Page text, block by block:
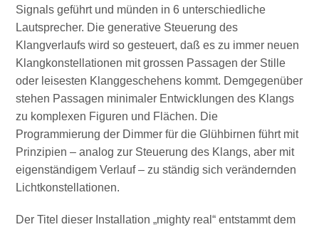
Signals geführt und münden in 6 unterschiedliche
Lautsprecher. Die generative Steuerung des
Klangverlaufs wird so gesteuert, daß es zu immer neuen
Klangkonstellationen mit grossen Passagen der Stille
oder leisesten Klanggeschehens kommt. Demgegenüber
stehen Passagen minimaler Entwicklungen des Klangs
zu komplexen Figuren und Flächen. Die
Programmierung der Dimmer für die Glühbirnen führt mit
Prinzipien – analog zur Steuerung des Klangs, aber mit
eigenständigem Verlauf – zu ständig sich verändernden
Lichtkonstellationen.
Der Titel dieser Installation „mighty real“ entstammt dem